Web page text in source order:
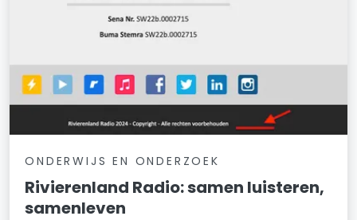
ONDERWIJS EN ONDERZOEK
Rivierenland Radio: samen luisteren,
samenleven